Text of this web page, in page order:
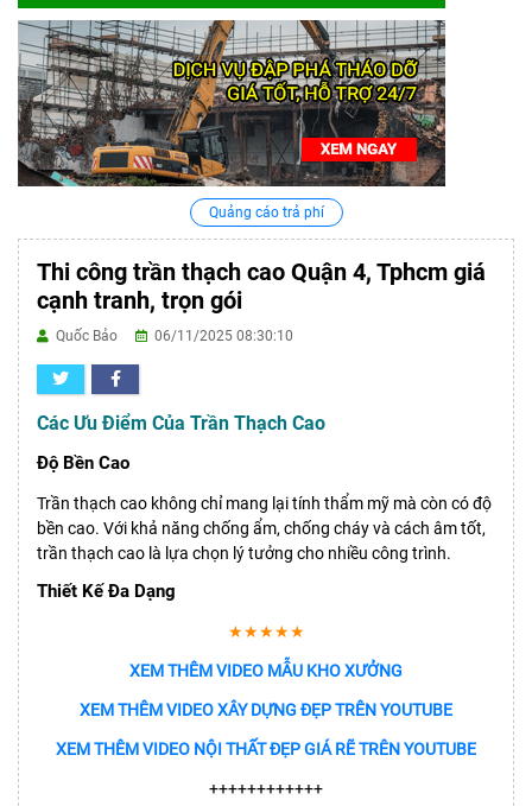
Quảng cáo trả phí
Thi công trần thạch cao Quận 4, Tphcm giá
cạnh tranh, trọn gói
Quốc Bảo 06/11/2025 08:30:10
Các Ưu Điểm Của Trần Thạch Cao
Độ Bền Cao
Trần thạch cao không chỉ mang lại tính thẩm mỹ mà còn có độ
bền cao. Với khả năng chống ẩm, chống cháy và cách âm tốt,
trần thạch cao là lựa chọn lý tưởng cho nhiều công trình.
Thiết Kế Đa Dạng
★★★★★
XEM THÊM VIDEO MẪU KHO XƯỞNG
XEM THÊM VIDEO XÂY DỰNG ĐẸP TRÊN YOUTUBE
XEM THÊM VIDEO NỘI THẤT ĐẸP GIÁ RẼ TRÊN YOUTUBE
++++++++++++